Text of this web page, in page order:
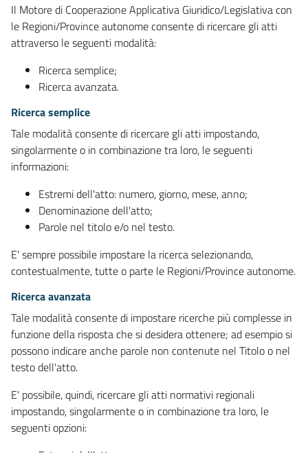
Il Motore di Cooperazione Applicativa Giuridico/Legislativa con
le Regioni/Province autonome consente di ricercare gli atti
attraverso le seguenti modalità:
Ricerca semplice;
Ricerca avanzata.
Ricerca semplice
Tale modalità consente di ricercare gli atti impostando,
singolarmente o in combinazione tra loro, le seguenti
informazioni:
Estremi dell'atto: numero, giorno, mese, anno;
Denominazione dell'atto;
Parole nel titolo e/o nel testo.
E' sempre possibile impostare la ricerca selezionando,
contestualmente, tutte o parte le Regioni/Province autonome.
Ricerca avanzata
Tale modalità consente di impostare ricerche più complesse in
funzione della risposta che si desidera ottenere; ad esempio si
possono indicare anche parole non contenute nel Titolo o nel
testo dell'atto.
E' possibile, quindi, ricercare gli atti normativi regionali
impostando, singolarmente o in combinazione tra loro, le
seguenti opzioni: